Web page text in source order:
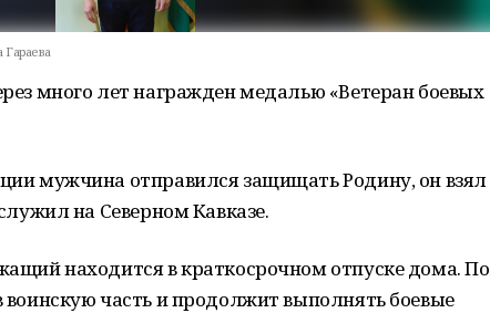
Гараева
много лет награжден медалью «Ветеран боевых
мужчина отправился защищать Родину, он взял
на Северном Кавказе.
находится в краткосрочном отпуске дома. По
воинскую часть и продолжит выполнять боевые